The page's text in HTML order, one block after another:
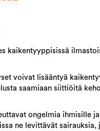
kaikentyyppisissä
voivat lisääntyä
saamiaan siittiöitä
ongelmia ihmisille
ne levittävät